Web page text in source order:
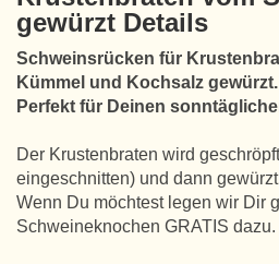
gewürzt Details
Schweinsrücken für
Kümmel und Kochsalz gewürzt.
Perfekt für Deinen
Der Krustenbraten wird
eingeschnitten) und dann
Wenn Du möchtest legen wir Dir
Schweineknochen GRATIS dazu.